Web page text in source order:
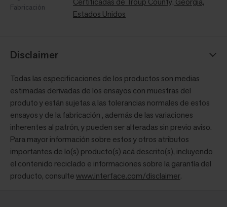
Fabricación
Estados Unidos
Disclaimer
Todas las especificaciones de los productos son medias
estimadas derivadas de los ensayos con muestras del
produto y están sujetas a las tolerancias normales de estos
ensayos y de la fabricación , además de las variaciones
inherentes al patrón, y pueden ser alteradas sin previo aviso.
Para mayor información sobre estos y otros atributos
importantes de lo(s) producto(s) acá descrito(s), incluyendo
el contenido reciclado e informaciones sobre la garantía del
producto, consultewww.interface.com/disclaimer.